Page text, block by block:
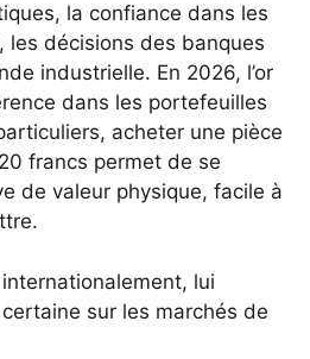
la confiance dans les
les décisions des banques
industrielle. En 2026, l’or
dans les portefeuilles
acheter une pièce
francs permet de se
de valeur physique, facile à
lui
sur les marchés de